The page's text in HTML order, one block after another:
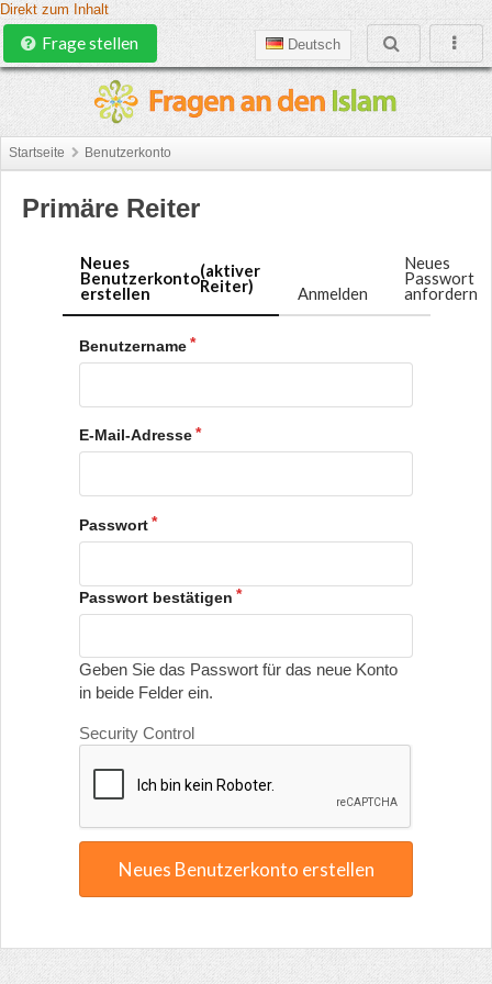
Direkt zum Inhalt
Deutsch
Frage stellen
Startseite Benutzerkonto
Primäre Reiter
Neues
Benutzerkonto
erstellen
(aktiver
Reiter) Anmelden
Neues
Passwort
anfordern
Benutzername
E-Mail-Adresse
Passwort
Passwort bestätigen
Geben Sie das Passwort für das neue Konto
in beide Felder ein.
Security Control